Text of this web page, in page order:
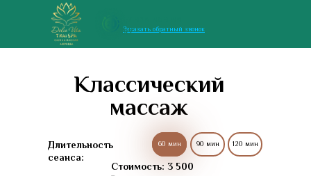
Заказать обратный звонок
87
Классический
массаж
60 мин
Длительность
сеанса:
Стоимость: 3 500
60 мин 90 мин 120 мин